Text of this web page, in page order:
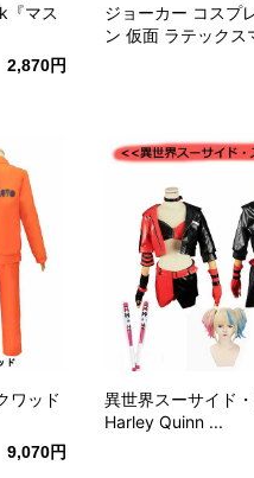
『マス
2,870円
ジョーカー コスプ
ン 仮面 ラテックス
ワッド
9,070円
異世界スーサイド
Harley Quinn ...